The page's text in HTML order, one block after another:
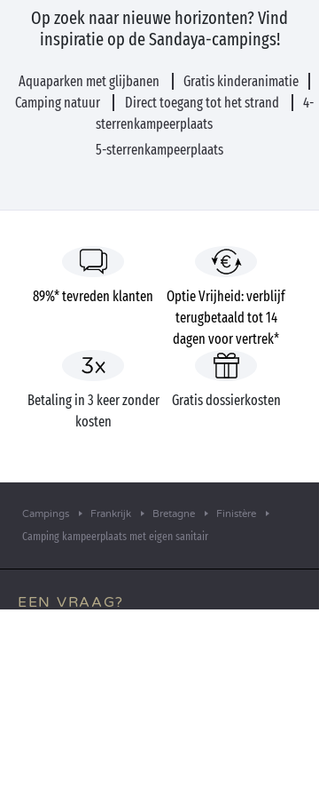
Op zoek naar nieuwe horizonten? Vind
inspiratie op de Sandaya-campings!
Aquaparken met glijbanen
Gratis kinderanimatie
Camping natuur
Direct toegang tot het strand
4-
sterrenkampeerplaats
5-sterrenkampeerplaats
89%* tevreden klanten
Optie Vrijheid: verblijf
terugbetaald tot 14
dagen voor vertrek*
Betaling in 3 keer zonder
kosten
Gratis dossierkosten
Campings Frankrijk Bretagne Finistère
Camping kampeerplaats met eigen sanitair
EEN VRAAG?